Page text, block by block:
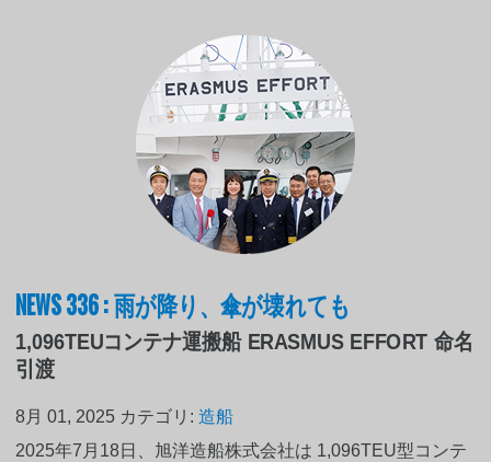
NEWS 336 : 雨が降り、傘が壊れても
1,096TEUコンテナ運搬船 ERASMUS EFFORT 命名
引渡
8月 01, 2025 カテゴリ:造船
2025年7月18日、旭洋造船株式会社は 1,096TEU型コンテ